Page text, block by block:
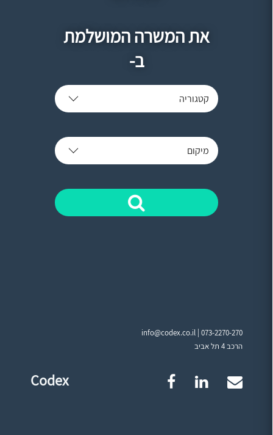
את המשרה המושלמת
ב-
קטגוריה
מיקום
info@codex.co.il |073-2270-270
הרכב 4 תל אביב
Codex